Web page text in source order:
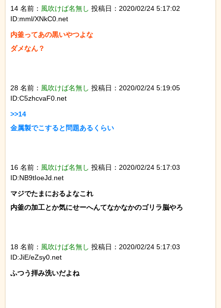
14 名前： 風吹けば名無し 投稿日：2020/02/24 5:17:02
ID:mml/XNkC0.net
内釜ってあの黒いやつよな
ダメなん？
28 名前： 風吹けば名無し 投稿日：2020/02/24 5:19:05
ID:C5zhcvaF0.net
>>14
金属製でこすると問題あるくらい
16 名前： 風吹けば名無し 投稿日：2020/02/24 5:17:03
ID:NB9tIoeJd.net
マジでたまにおるよなこれ
内釜の加工とか気にせーへんてなかなかのゴリラ脳やろ
18 名前： 風吹けば名無し 投稿日：2020/02/24 5:17:03
ID:JiE/eZsy0.net
ふつう拝み洗いだよね